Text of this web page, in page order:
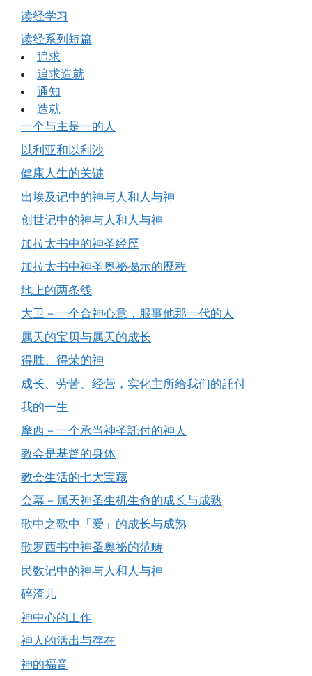
读经学习
读经系列短篇
追求
追求造就
通知
造就
一个与主是一的人
以利亚和以利沙
健康人生的关键
出埃及记中的神与人和人与神
创世记中的神与人和人与神
加拉太书中的神圣经歷
加拉太书中神圣奥祕揭示的歷程
地上的两条线
大卫－一个合神心意，服事他那一代的人
属天的宝贝与属天的成长
得胜、得荣的神
成长、劳苦、经营，实化主所给我们的託付
我的一生
摩西－一个承当神圣託付的神人
教会是基督的身体
教会生活的七大宝藏
会幕－属天神圣生机生命的成长与成熟
歌中之歌中「爱」的成长与成熟
歌罗西书中神圣奥祕的范畴
民数记中的神与人和人与神
碎渣儿
神中心的工作
神人的活出与存在
神的福音